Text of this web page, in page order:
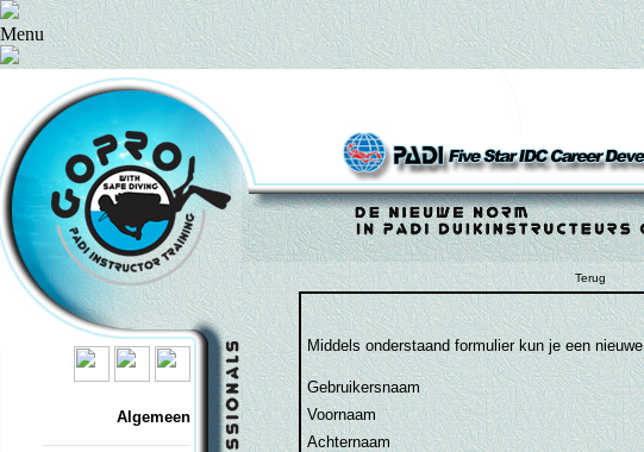
Menu
Algemeen
Terug
Middels onderstaand formulier kun je een
Gebruikersnaam
Voornaam
Achternaam